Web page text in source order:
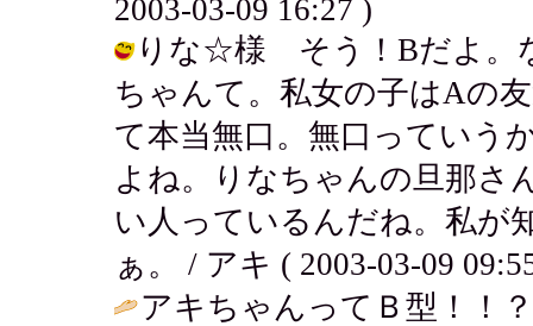
2003-03-09 16:27 )
りな☆様 そう！Bだよ。
ちゃんて。私女の子はAの
て本当無口。無口っていう
よね。りなちゃんの旦那さ
い人っているんだね。私が
ぁ。 / アキ ( 2003-03-09
アキちゃんってＢ型！！